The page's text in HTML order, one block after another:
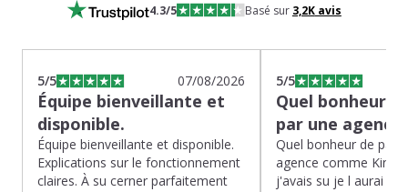
4.3/5 Basé sur 3,2Kavis
5/5 07/08/2026
Équipe bienveillante et
disponible.
Équipe bienveillante et disponible.
Explications sur le fonctionnement
claires. À su cerner parfaitement
5/5
Quel bonheur
par une
Quel bonheur de
agence comme
j'avais su je l aurai